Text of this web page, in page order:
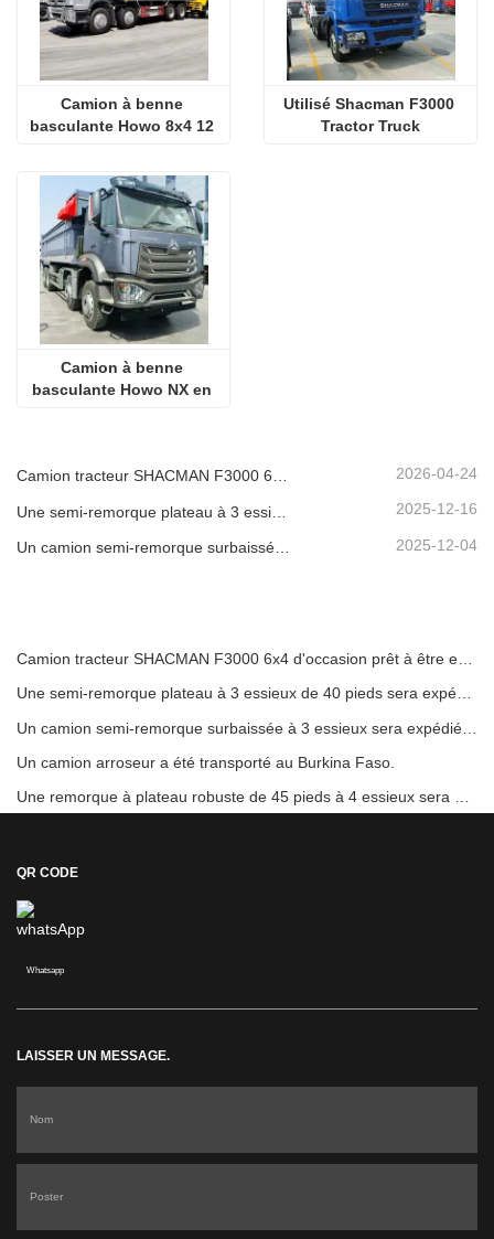
Camion à benne
basculante Howo 8x4 12
Utilisé Shacman F3000
Tractor Truck
Camion à benne
basculante Howo NX en
Camion tracteur SHACMAN F3000 6x4 d'occasion prêt à être expédié au Nigéria 2026-04-24
2025-12-16
2025-12-04
Une semi-remorque plateau à 3 essieux de 40 pieds sera expédiée au Ghana.
Un camion arroseur a été transporté au Burkina Faso.
Une remorque à plateau robuste de 45 pieds à 4 essieux sera envoyée en Côte d'Ivoire
QR CODE
Whatsapp
LAISSER UN MESSAGE.